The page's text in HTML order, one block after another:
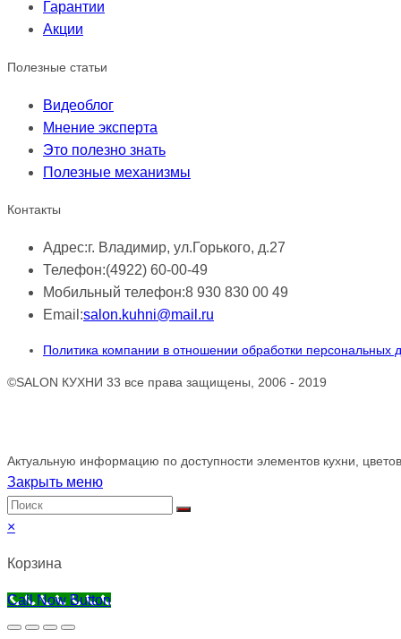
Гарантии
Акции
Полезные статьи
Видеоблог
Мнение эксперта
Это полезно знать
Полезные механизмы
Контакты
Адрес:г. Владимир, ул.Горького, д.27
Телефон:(4922) 60-00-49
Мобильный телефон:8 930 830 00 49
Email:salon.kuhni@mail.ru
Политика компании в отношении обработки персональных
©SALON КУХНИ 33 все права защищены, 2006 - 2019
Актуальную информацию по доступности элементов кухни,
Закрыть меню
×
Корзина
Call Now Button